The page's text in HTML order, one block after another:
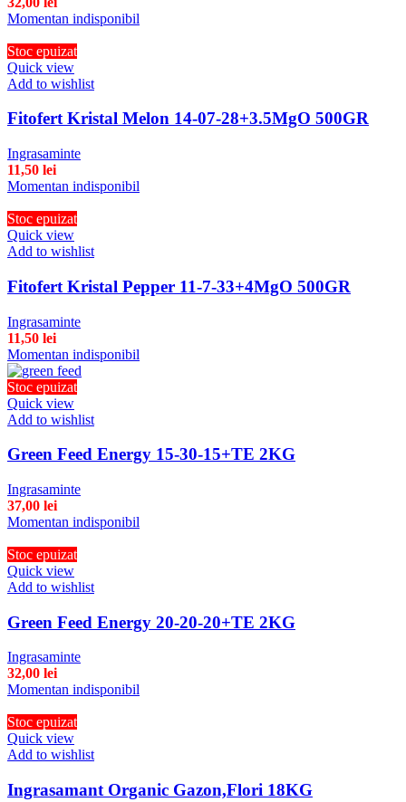
Momentan indisponibil
Stoc epuizat
Quick view
Add to wishlist
Fitofert Kristal Melon 14-07-28+3.5MgO 500GR
Ingrasaminte
11,50 lei
Momentan indisponibil
Stoc epuizat
Quick view
Add to wishlist
Fitofert Kristal Pepper 11-7-33+4MgO 500GR
Ingrasaminte
11,50 lei
Momentan indisponibil
Stoc epuizat
Quick view
Add to wishlist
Green Feed Energy 15-30-15+TE 2KG
Ingrasaminte
37,00 lei
Momentan indisponibil
Stoc epuizat
Quick view
Add to wishlist
Green Feed Energy 20-20-20+TE 2KG
Ingrasaminte
32,00 lei
Momentan indisponibil
Stoc epuizat
Quick view
Add to wishlist
Ingrasamant Organic Gazon,Flori 18KG